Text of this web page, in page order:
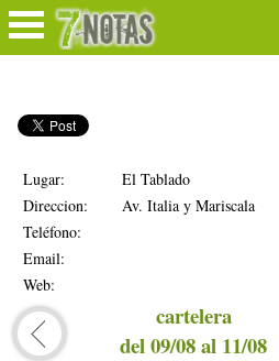
Lugar:
El Tablado
Direccion:
Av. Italia y Mariscala
Teléfono:
Email:
Web:
cartelera
del 09/08 al 11/08